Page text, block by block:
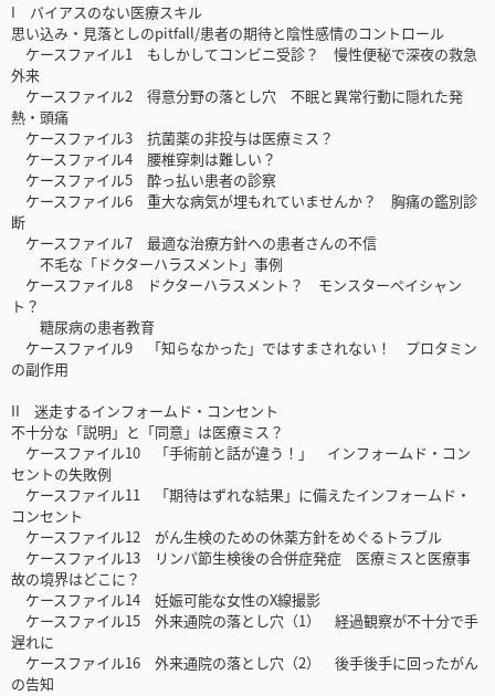
I バイアスのない医療スキル
思い込み・見落としのpitfall/患者の期待と陰性感情のコントロール
ケースファイル1 もしかしてコンビニ受診？ 慢性便秘で深夜の救急
外来
ケースファイル2 得意分野の落とし穴 不眠と異常行動に隠れた発
熱・頭痛
ケースファイル3 抗菌薬の非投与は医療ミス？
ケースファイル4 腰椎穿刺は難しい？
ケースファイル5 酔っ払い患者の診察
ケースファイル6 重大な病気が埋もれていませんか？ 胸痛の鑑別診
断
ケースファイル7 最適な治療方針への患者さんの不信
不毛な「ドクターハラスメント」事例
ケースファイル8 ドクターハラスメント？ モンスターペイシャン
ト？
糖尿病の患者教育
ケースファイル9 「知らなかった」ではすまされない！ プロタミン
の副作用
II 迷走するインフォームド・コンセント
不十分な「説明」と「同意」は医療ミス？
ケースファイル10 「手術前と話が違う！」 インフォームド・コン
セントの失敗例
ケースファイル11 「期待はずれな結果」に備えたインフォームド・
コンセント
ケースファイル12 がん生検のための休薬方針をめぐるトラブル
ケースファイル13 リンパ節生検後の合併症発症 医療ミスと医療事
故の境界はどこに？
ケースファイル14 妊娠可能な女性のX線撮影
ケースファイル15 外来通院の落とし穴（1） 経過観察が不十分で手
遅れに
ケースファイル16 外来通院の落とし穴（2） 後手後手に回ったがん
の告知